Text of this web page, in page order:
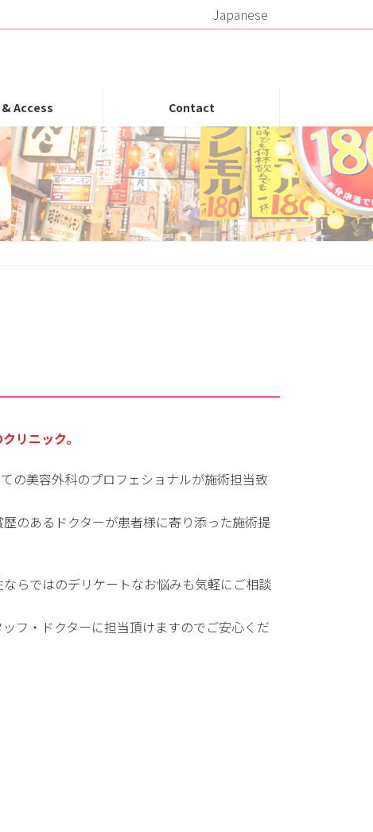
Japanese
& Access Contact
リニック。
の美容外科のプロフェショナルが施術担当致
のあるドクターが患者様に寄り添った施術提
らではのデリケートなお悩みも気軽にご相談
フ・ドクターに担当頂けますのでご安心くだ